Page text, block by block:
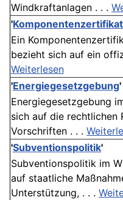
Windkraftanlagen . . .
'Komponentenzertifikat
Ein
bezieht sich auf ein
Weiterlesen
'Energiegesetzgebung'
Energiegesetzgebung
sich auf die rechtlichen
Vorschriften . . .
'Subventionspolitik'
Subventionspolitik im
auf staatliche
Unterstützung, . . .